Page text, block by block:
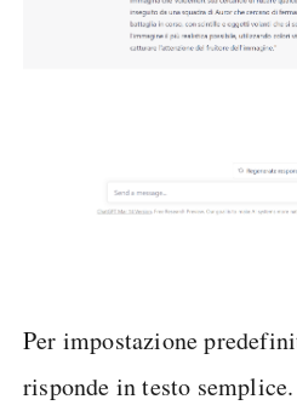
Per impostazione
risponde in testo